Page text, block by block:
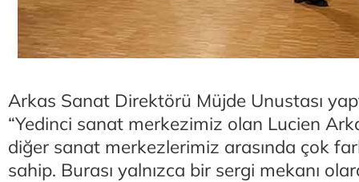
Arkas Sanat Direktörü Müjde Unustası
“Yedinci sanat merkezimiz olan Lucien
diğer sanat merkezlerimiz arasında çok
sahip. Burası yalnızca bir sergi mekanı